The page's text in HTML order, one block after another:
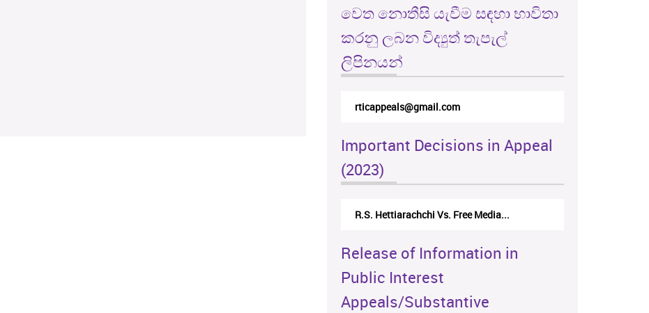
වෙත නොතීසි යැවීම සඳහා භාවිතා
කරනු ලබන විද්‍යුත් තැපැල්
ලිපිනයන්
rticappeals@gmail.com
Important Decisions in Appeal
(2023)
R.S. Hettiarachchi Vs. Free Media...
Release of Information in
Public Interest
Appeals/Substantive